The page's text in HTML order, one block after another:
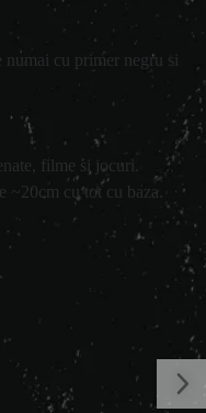
cu primer negru si
filme si jocuri.
~20cm cu tot cu baza.